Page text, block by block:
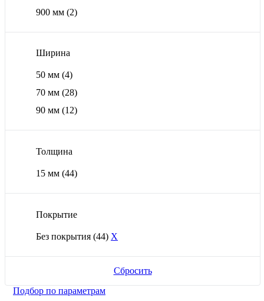
900 мм (2)
Ширина
50 мм (4)
70 мм (28)
90 мм (12)
Толщина
15 мм (44)
Покрытие
Без покрытия (44) X
Сбросить
Подбор по параметрам